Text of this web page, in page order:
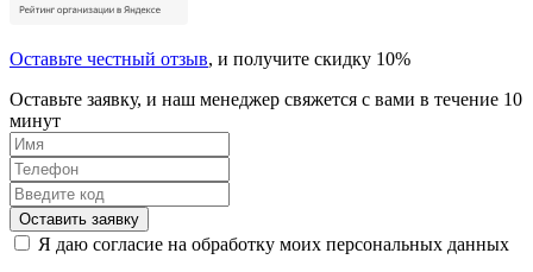
Оставьте честный отзыв, и получите скидку 10%
Оставьте заявку, и наш менеджер свяжется с вами в течение 10
минут
Оставить заявку
Я даю согласие на обработку моих персональных данных